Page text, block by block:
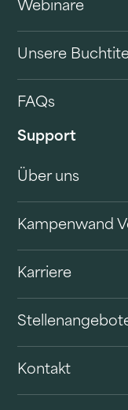
Webinare
Unsere
FAQs
Support
Über uns
Kampenwand
Karriere
Kontakt